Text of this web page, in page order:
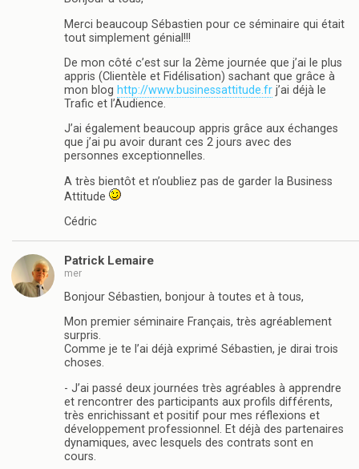
Merci beaucoup Sébastien pour ce séminaire qui était
tout simplement génial!!!
De mon côté c’est sur la 2ème journée que j’ai le plus
appris (Clientèle et Fidélisation) sachant que grâce à
mon blog http://www.businessattitude.fr j’ai déjà le
Trafic et l’Audience.
J’ai également beaucoup appris grâce aux échanges
que j’ai pu avoir durant ces 2 jours avec des
personnes exceptionnelles.
A très bientôt et n’oubliez pas de garder la Business
Attitude
Cédric
Patrick Lemaire
mer
Bonjour Sébastien, bonjour à toutes et à tous,
Mon premier séminaire Français, très agréablement
surpris.
Comme je te l’ai déjà exprimé Sébastien, je dirai trois
choses.
- J’ai passé deux journées très agréables à apprendre
et rencontrer des participants aux profils différents,
très enrichissant et positif pour mes réflexions et
développement professionnel. Et déjà des partenaires
dynamiques, avec lesquels des contrats sont en
cours.